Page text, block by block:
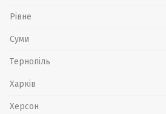
Рівне
Суми
Тернопіль
Харків
Херсон